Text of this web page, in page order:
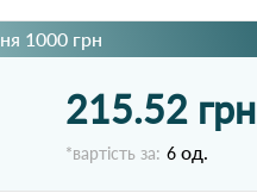
1000 грн
215.52 грн
*вартість за: 6 од.